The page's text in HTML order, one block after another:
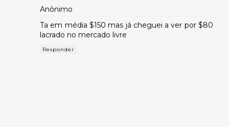
Anônimo
Ta em média $150 mas já cheguei a ver por $80
lacrado no mercado livre
Responder